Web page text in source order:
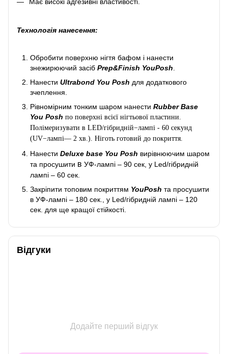
Технологія нанесення:
Обробити поверхню нігтя бафом і нанести
знежирюючий засіб Prep&Finish YouPosh
Нанести Ultrabond You Posh для додаткового
зчеплення.
Рівномірним тонким шаром нанести Rubber Base
You Posh по поверхні всієї нігтьової пластини.
Полімеризувати в LED/гібридній−лампі - 60 секунд
(UV−лампі— 2 хв.). Ніготь готовий до покриття.
Нанести Deluxe base You Posh вирівнюючим шаром
та просушити в УФ-лампі – 90 сек, у Led/гібридній
лампі – 60 сек.
Закріпити топовим покриттям YouPosh та просушити
в УФ-лампі – 180 сек., у Led/гібридній лампі – 120
сек. для ще кращої стійкості.
Відгуки
Додайте перший відгук